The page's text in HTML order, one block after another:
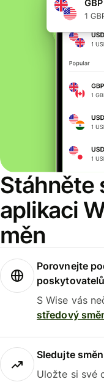
Stáhněte
aplikaci
měn
Porovnejte
poskytovatelů
S Wise vás
středový
Sledujte
Uložte si své